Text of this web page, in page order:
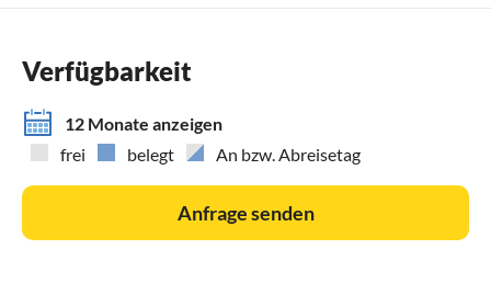
Gemeinde Dornum bzw. erhalten Sie diese natürlich
zusammen mit unserem Angebot.
Verfügbarkeit
12 Monate anzeigen
frei
belegt An bzw. Abreisetag
Anfrage senden